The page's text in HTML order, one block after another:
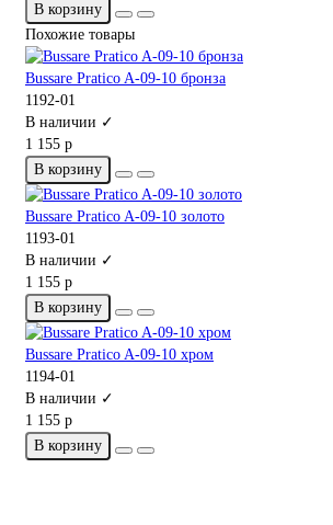
В корзину
Похожие товары
Bussare Pratico A-09-10 бронза
1192-01
В наличии ✓
1 155 р
В корзину
Bussare Pratico A-09-10 золото
1193-01
В наличии ✓
1 155 р
В корзину
Bussare Pratico A-09-10 хром
1194-01
В наличии ✓
1 155 р
В корзину